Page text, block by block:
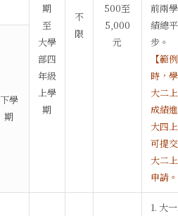
期
至
大學
部四
年級
上學
期
不
限
500至
5,000
元
前兩
績總
步。
【範
時，
大二
成績
大四
可提
大二
申請。
下學
期
1. 大